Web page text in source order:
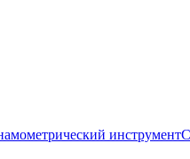
инструмент